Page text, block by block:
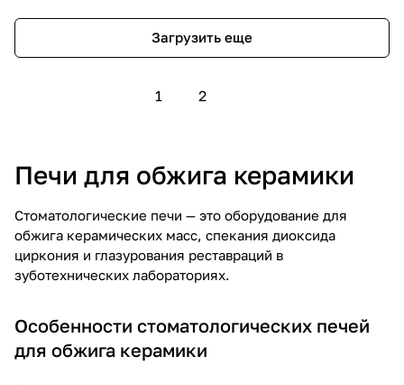
Загрузить еще
1 2
Печи для обжига керамики
Стоматологические печи — это оборудование для
обжига керамических масс, спекания диоксида
циркония и глазурования реставраций в
зуботехнических лабораториях.
Особенности стоматологических печей
для обжига керамики